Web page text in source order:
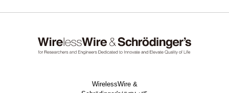
WirelessWire &